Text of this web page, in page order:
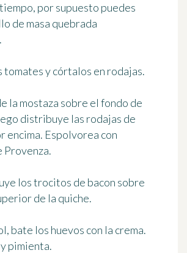
por supuesto puedes
de masa quebrada
tomates y córtalos en rodajas.
la mostaza sobre el fondo de
distribuye las rodajas de
encima. Espolvorea con
Provenza.
los trocitos de bacon sobre
de la quiche.
bate los huevos con la crema.
pimienta.